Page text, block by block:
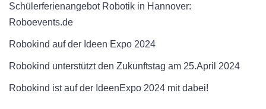
Schülerferienangebot Robotik in Hannover:
Roboevents.de
Robokind auf der Ideen Expo 2024
Robokind unterstützt den Zukunftstag am 25.April 2024
Robokind ist auf der IdeenExpo 2024 mit dabei!